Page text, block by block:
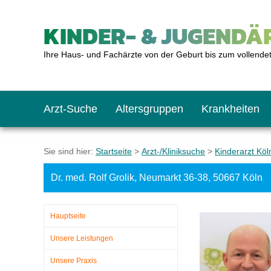
KINDER- &
Ihre Haus- und Fachärzte von der Geburt bis zum
Arzt-Suche Altersgruppen
Das erste Jahr
Schulkinder
Jugendliche
Krankheiten
Baby: U1 bis U6
Schulkind: U10 bis
Teenager: J1 bis
Impfkalender
Was muss man
Impfreaktionen
Notrufnummern
Hausapotheke
Sofortmaßnahmen
Notdienste
Gesundheitsämter
Link-Tipps
BMI-Rechner
Blutdruckrechner
Wachstum-
Sie sind hier: Startseite > Arzt-/Kliniksuche > Kinderarzt
Dr. med. Rolf Grolik, Neumarkt 36-38, 50667 Köln
Hauptseite
Unsere Leistungen
Unsere Praxis